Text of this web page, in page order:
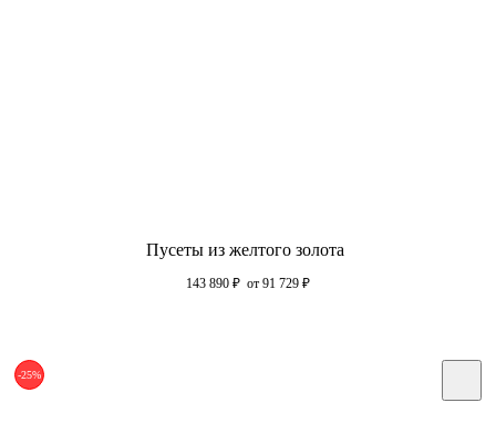
Пусеты из желтого золота
143 890 ₽ от 91 729 ₽
-25%